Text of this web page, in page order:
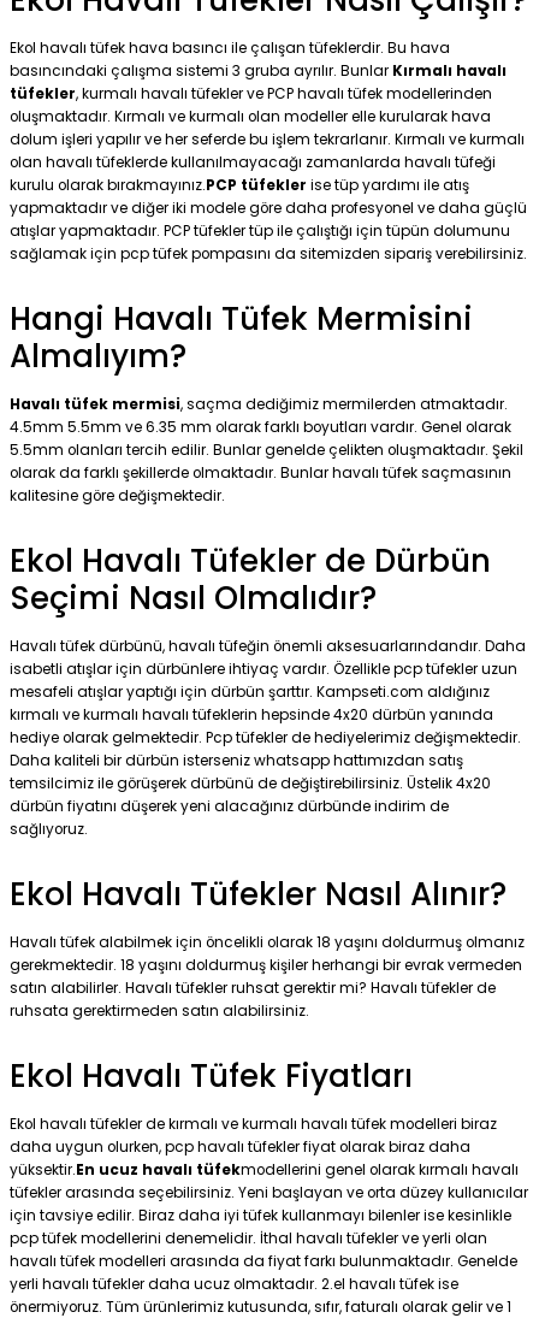
Ekol havalı tüfek hava basıncı ile çalışan tüfeklerdir. Bu hava
basıncındaki çalışma sistemi 3 gruba ayrılır. Bunlar Kırmalı havalı
tüfekler, kurmalı havalı tüfekler ve PCP havalı tüfek modellerinden
oluşmaktadır. Kırmalı ve kurmalı olan modeller elle kurularak hava
dolum işleri yapılır ve her seferde bu işlem tekrarlanır. Kırmalı ve kurmalı
olan havalı tüfeklerde kullanılmayacağı zamanlarda havalı tüfeği
kurulu olarak bırakmayınız.PCP tüfekler ise tüp yardımı ile atış
yapmaktadır ve diğer iki modele göre daha profesyonel ve daha güçlü
atışlar yapmaktadır. PCP tüfekler tüp ile çalıştığı için tüpün dolumunu
sağlamak için pcp tüfek pompasını da sitemizden sipariş verebilirsiniz.
Hangi Havalı Tüfek Mermisini
Almalıyım?
Havalı tüfek mermisi, saçma dediğimiz mermilerden atmaktadır.
4.5mm 5.5mm ve 6.35 mm olarak farklı boyutları vardır. Genel olarak
5.5mm olanları tercih edilir. Bunlar genelde çelikten oluşmaktadır. Şekil
olarak da farklı şekillerde olmaktadır. Bunlar havalı tüfek saçmasının
kalitesine göre değişmektedir.
Ekol Havalı Tüfekler de Dürbün
Seçimi Nasıl Olmalıdır?
Havalı tüfek dürbünü, havalı tüfeğin önemli aksesuarlarındandır. Daha
isabetli atışlar için dürbünlere ihtiyaç vardır. Özellikle pcp tüfekler uzun
mesafeli atışlar yaptığı için dürbün şarttır. Kampseti.com aldığınız
kırmalı ve kurmalı havalı tüfeklerin hepsinde 4x20 dürbün yanında
hediye olarak gelmektedir. Pcp tüfekler de hediyelerimiz değişmektedir.
Daha kaliteli bir dürbün isterseniz whatsapp hattımızdan satış
temsilcimiz ile görüşerek dürbünü de değiştirebilirsiniz. Üstelik 4x20
dürbün fiyatını düşerek yeni alacağınız dürbünde indirim de
sağlıyoruz.
Ekol Havalı Tüfekler Nasıl Alınır?
Havalı tüfek alabilmek için öncelikli olarak 18 yaşını doldurmuş olmanız
gerekmektedir. 18 yaşını doldurmuş kişiler herhangi bir evrak vermeden
satın alabilirler. Havalı tüfekler ruhsat gerektir mi? Havalı tüfekler de
ruhsata gerektirmeden satın alabilirsiniz.
Ekol Havalı Tüfek Fiyatları
Ekol havalı tüfekler de kırmalı ve kurmalı havalı tüfek modelleri biraz
daha uygun olurken, pcp havalı tüfekler fiyat olarak biraz daha
yüksektir.En ucuz havalı tüfekmodellerini genel olarak kırmalı havalı
tüfekler arasında seçebilirsiniz. Yeni başlayan ve orta düzey kullanıcılar
için tavsiye edilir. Biraz daha iyi tüfek kullanmayı bilenler ise kesinlikle
pcp tüfek modellerini denemelidir. İthal havalı tüfekler ve yerli olan
havalı tüfek modelleri arasında da fiyat farkı bulunmaktadır. Genelde
yerli havalı tüfekler daha ucuz olmaktadır. 2.el havalı tüfek ise
önermiyoruz. Tüm ürünlerimiz kutusunda, sıfır, faturalı olarak gelir ve 1